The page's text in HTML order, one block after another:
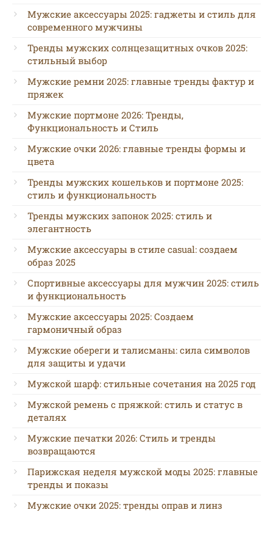
Мужские аксессуары 2025: гаджеты и стиль для
современного мужчины
Тренды мужских солнцезащитных очков 2025:
стильный выбор
Мужские ремни 2025: главные тренды фактур и
пряжек
Мужские портмоне 2026: Тренды,
Функциональность и Стиль
Мужские очки 2026: главные тренды формы и
цвета
Тренды мужских кошельков и портмоне 2025:
стиль и функциональность
Тренды мужских запонок 2025: стиль и
элегантность
Мужские аксессуары в стиле casual: создаем
образ 2025
Спортивные аксессуары для мужчин 2025: стиль
и функциональность
Мужские аксессуары 2025: Создаем
гармоничный образ
Мужские обереги и талисманы: сила символов
для защиты и удачи
Мужской шарф: стильные сочетания на 2025 год
Мужской ремень с пряжкой: стиль и статус в
деталях
Мужские печатки 2026: Стиль и тренды
возвращаются
Парижская неделя мужской моды 2025: главные
тренды и показы
Мужские очки 2025: тренды оправ и линз